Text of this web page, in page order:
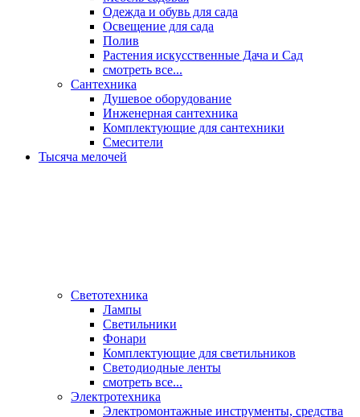
Одежда и обувь для сада
Освещение для сада
Полив
Растения искусственные Дача и Сад
смотреть все...
Сантехника
Душевое оборудование
Инженерная сантехника
Комплектующие для сантехники
Смесители
Тысяча мелочей
Светотехника
Лампы
Светильники
Фонари
Комплектующие для светильников
Светодиодные ленты
смотреть все...
Электротехника
Электромонтажные инструменты, средства